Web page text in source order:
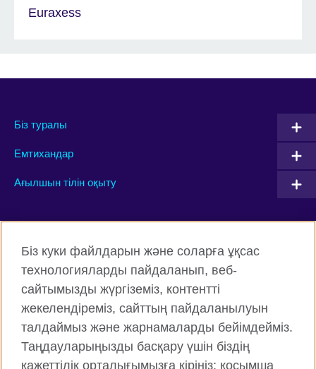
Euraxess
Біз туралы
Емтихандар
Ағылшын тілін оқыту
Connect with us
Facebook Twitter
Instagram YouTube
Flickr
Біз куки файлдарын және соларға ұқсас
технологияларды пайдаланып, веб-
сайтымызды жүргіземіз, контентті
жекелендіреміз, сайттың пайдаланылуын
талдаймыз және жарнамаларды бейімдейміз.
Таңдауларыңызды басқару үшін біздің
қажеттілік орталығымызға кіріңіз; қосымша